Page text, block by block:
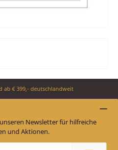
ab € 399,- deutschlandweit
Newsletter für hilfreiche
und Aktionen.